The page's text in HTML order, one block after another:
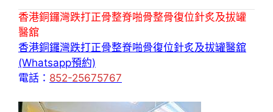
香港銅鑼灣跌打正骨整脊啪骨整骨復位針炙及拔罐
醫舘
香港銅鑼灣跌打正骨整脊啪骨復位針炙及拔罐醫舘
(Whatsapp預約)
電話： 852-25675767